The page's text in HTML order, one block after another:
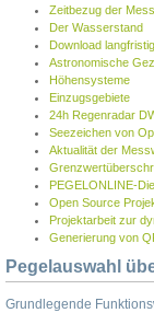
Zeitbezug der
Der Wasserstand
Download
Astronomische
Höhensysteme
Einzugsgebiete
24h Regenradar
Seezeichen von
Aktualität der
PEGELONLINE-
Open Source
Projektarbeit zur
Generierung von
Pegelauswahl
Grundlegende